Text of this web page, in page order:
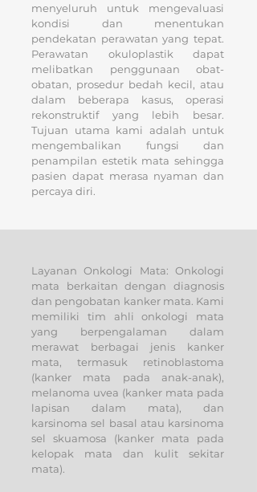
menyeluruh untuk mengevaluasi
kondisi dan menentukan
pendekatan perawatan yang tepat.
Perawatan okuloplastik dapat
melibatkan penggunaan obat-
obatan, prosedur bedah kecil, atau
dalam beberapa kasus, operasi
rekonstruktif yang lebih besar.
Tujuan utama kami adalah untuk
mengembalikan fungsi dan
penampilan estetik mata sehingga
pasien dapat merasa nyaman dan
percaya diri.
Layanan Onkologi Mata: Onkologi
mata berkaitan dengan diagnosis
dan pengobatan kanker mata. Kami
memiliki tim ahli onkologi mata
yang berpengalaman dalam
merawat berbagai jenis kanker
mata, termasuk retinoblastoma
(kanker mata pada anak-anak),
melanoma uvea (kanker mata pada
lapisan dalam mata), dan
karsinoma sel basal atau karsinoma
sel skuamosa (kanker mata pada
kelopak mata dan kulit sekitar
mata).